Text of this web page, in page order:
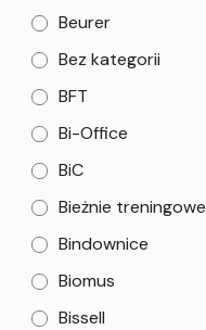
Beurer
Bez kategorii
BFT
Bi-Office
BiC
Bieżnie treningowe
Bindownice
Biomus
Bissell